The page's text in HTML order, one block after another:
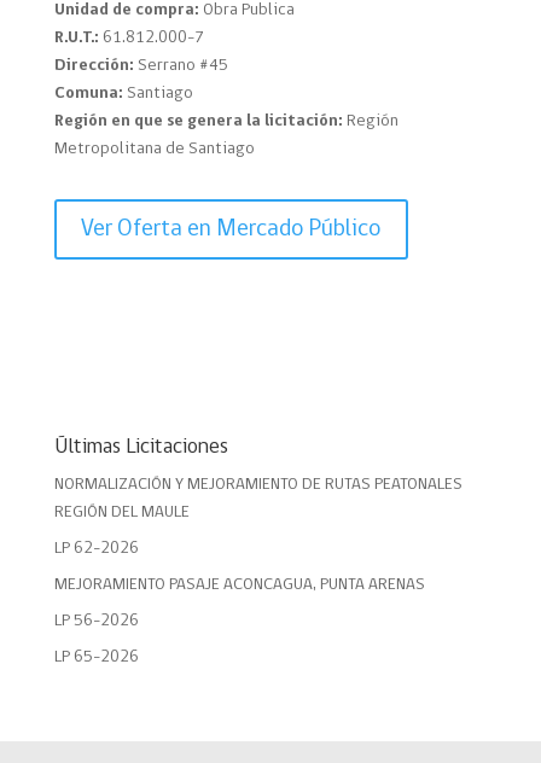
Unidad de compra: Obra Publica
R.U.T.: 61.812.000-7
Dirección: Serrano #45
Comuna: Santiago
Región en que se genera la licitación: Región
Metropolitana de Santiago
Ver Oferta en Mercado Público
Últimas Licitaciones
NORMALIZACIÓN Y MEJORAMIENTO DE RUTAS PEATONALES
REGIÓN DEL MAULE
LP 62-2026
MEJORAMIENTO PASAJE ACONCAGUA, PUNTA ARENAS
LP 56-2026
LP 65-2026